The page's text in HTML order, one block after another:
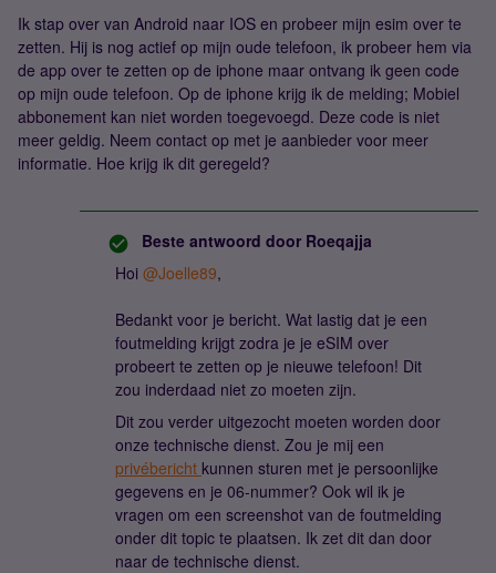
Ik stap over van Android naar IOS en probeer mijn esim over te
zetten. Hij is nog actief op mijn oude telefoon, ik probeer hem via
de app over te zetten op de iphone maar ontvang ik geen code
op mijn oude telefoon. Op de iphone krijg ik de melding; Mobiel
abbonement kan niet worden toegevoegd. Deze code is niet
meer geldig. Neem contact op met je aanbieder voor meer
informatie. Hoe krijg ik dit geregeld?
Beste antwoord door Roeqajja
Hoi @Joelle89,
Bedankt voor je bericht. Wat lastig dat je een
foutmelding krijgt zodra je je eSIM over
probeert te zetten op je nieuwe telefoon! Dit
zou inderdaad niet zo moeten zijn.
Dit zou verder uitgezocht moeten worden door
onze technische dienst. Zou je mij een
privébericht kunnen sturen met je persoonlijke
gegevens en je 06-nummer? Ook wil ik je
vragen om een screenshot van de foutmelding
onder dit topic te plaatsen. Ik zet dit dan door
naar de technische dienst.